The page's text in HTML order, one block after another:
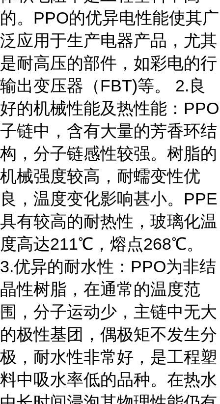
的。PPO的优异电性能使其广
泛应用于生产电器产品，尤其
是耐高压的部件，如彩电的行
输出变压器（FBT)等。 2.良
好的机械性能及热性能：PPO
子链中，含有大量的芳香环结
构，分子链感性较强。树脂的
机械强度较高，耐蠕变性优
良，温度变化影响甚小。PPE
具有较高的耐热性，玻璃化温
度高达211℃，熔点268℃。
3.优异的耐水性：PPO为非结
晶性树脂，在通常的温度范
围，分子运动少，主链中无大
的极性基团，偶极矩不发生分
极，耐水性非常好，是工程塑
料中吸水率低的品种。在热水